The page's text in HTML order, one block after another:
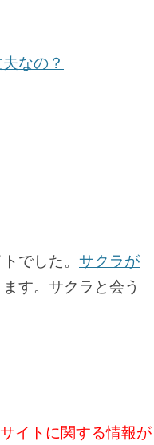
なの？
でした。 サクラが
す。サクラと会う
イトに関する情報が